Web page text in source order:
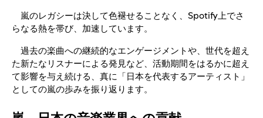
嵐のレガシーは決して色褪せることなく、Spotify上でさ
らなる熱を帯び、加速しています。
過去の楽曲への継続的なエンゲージメントや、世代を超え
た新たなリスナーによる発見など、活動期間をはるかに超え
て影響を与え続ける、真に「日本を代表するアーティスト」
としての嵐の歩みを振り返ります。